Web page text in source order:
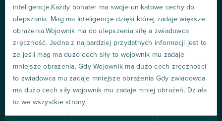
inteligencje.Każdy bohater ma swoje unikatowe cechy do
ulepszania. Mag ma Inteligencje dzięki której zadaje większe
obrażenia.Wojownik ma do ulepszenia siłę a zwiadowca
zręczność. Jedna z najbardziej przydatnych informacji jest to
ze jeśli mag ma dużo cech siły to wojownik mu zadaje
mniejsze obrażenia. Gdy Wojownik ma dużo cech zręczności
to zwiadowca mu zadaje mniejsze obrażenia Gdy zwiadowca
ma dużo cech siły wojownik mu zadaje mniej obrażeń. Działa
to we wszystkie strony.